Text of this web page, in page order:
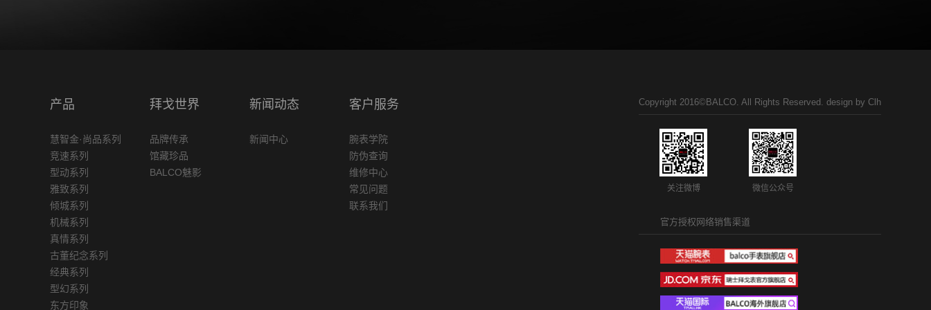
产品
慧智金·尚品系列
竞速系列
型动系列
雅致系列
倾城系列
机械系列
真情系列
古董纪念系列
经典系列
型幻系列
东方印象
拜戈世界
品牌传承
馆藏珍品
BALCO魅影
新闻动态
新闻中心
客户服务
腕表学院
防伪查询
维修中心
常见问题
联系我们
Copyright 2016©BALCO. All Rights Reserved. design by Clh
关注微博 微信公众号
官方授权网络销售渠道